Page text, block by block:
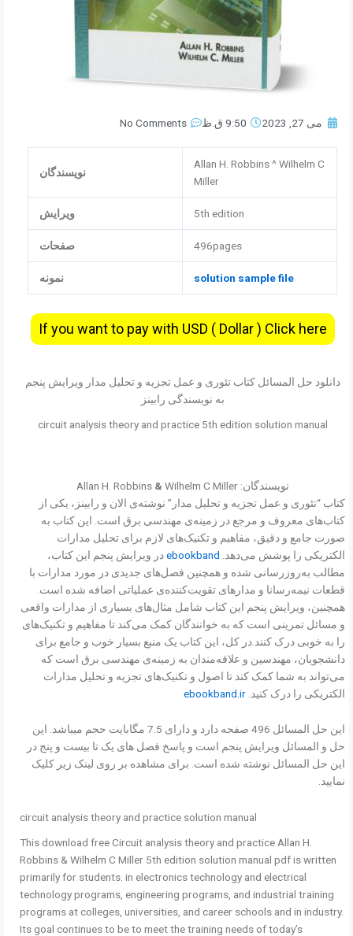
می 27, 2023 9:50 ق.ظ No Comments
Allan H. Robbins ^ Wilhelm C
Miller
نویسندگان
5th edition ویرایش
496pages صفحات
solution sample file نمونه
If you want to pay with USD ( Dollar ) Click here
دانلود حل المسائل کتاب تئوری و عمل تجزیه و تحلیل مدار ویرایش پنجم
به نویسندگی رابینز
circuit analysis theory and practice 5th edition solution manual
نویسندگان: Allan H. Robbins & Wilhelm C Miller
کتاب “تئوری و عمل تجزیه و تحلیل مدار” نوشته‌ی الان و رابینز، یکی از
کتاب‌های معروف و مرجع در زمینه‌ی مهندسی برق است. این کتاب به
صورت جامع و دقیق، مفاهیم و تکنیک‌های لازم برای تحلیل مدارات
الکتریکی را پوشش می‌دهد. ebookbandدر ویرایش پنجم این کتاب،
مطالب به‌روزرسانی شده و همچنین فصل‌های جدیدی در مورد مدارات با
قطعات نیمه‌رسانا و مدارهای تقویت‌کننده‌ی عملیاتی اضافه شده است.
همچنین، ویرایش پنجم این کتاب شامل مثال‌های بسیاری از مدارات واقعی
و مسائل تمرینی است که به خوانندگان کمک می‌کند تا مفاهیم و تکنیک‌های
را به خوبی درک کنند.در کل، این کتاب یک منبع بسیار خوب و جامع برای
دانشجویان، مهندسین و علاقه‌مندان به زمینه‌ی مهندسی برق است که
می‌تواند به شما کمک کند تا اصول و تکنیک‌های تجزیه و تحلیل مدارات
الکتریکی را درک کنید. ebookband.ir
این حل المسائل 496 صفحه دارد و دارای 7.5 مگابایت حجم میباشد. این
حل و المسائل ویرایش پنجم است و پاسخ فصل های یک تا بیست و پنج در
این حل المسائل نوشته شده است. برای مشاهده بر روی لینک زیر کلیک
نمایید.
circuit analysis theory and practice solution manual
This download free Circuit analysis theory and practice Allan H.
Robbins & Wilhelm C Miller 5th edition solution manual pdf is written
primarily for students. in electronics technology and electrical
technology programs, engineering programs, and industrial training
programs at colleges, universities, and career schools and in industry.
Its goal continues to be to meet the training needs of today’s